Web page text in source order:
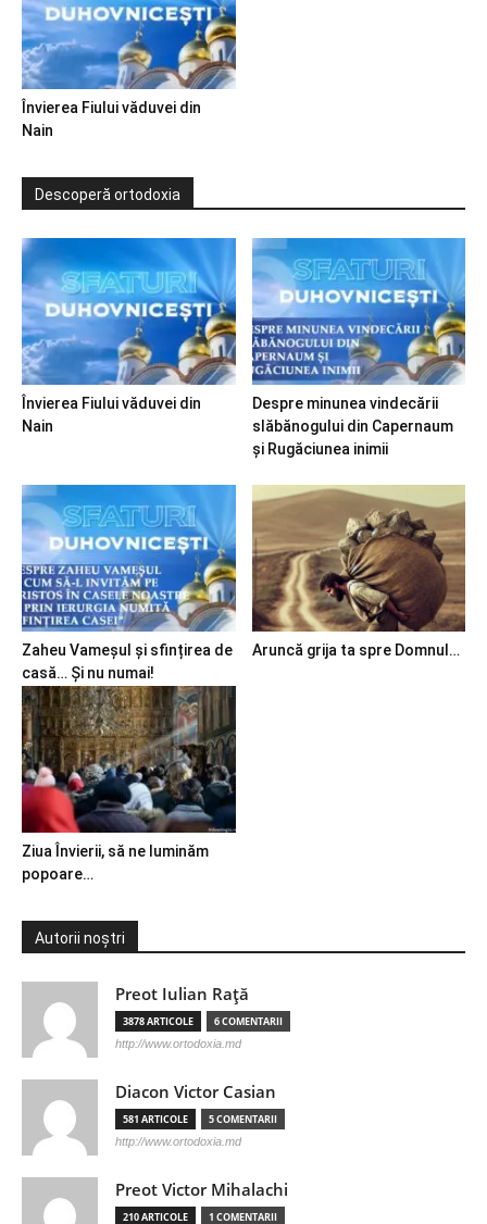
Învierea Fiului văduvei din
Nain
Descoperă ortodoxia
Învierea Fiului văduvei din
Nain
Despre minunea vindecării
slăbănogului din Capernaum
și Rugăciunea inimii
Zaheu Vameșul și sfințirea de
casă… Și nu numai!
Aruncă grija ta spre Domnul…
Ziua Învierii, să ne luminăm
popoare…
Autorii noștri
Preot Iulian Raţă
3878 ARTICOLE 6 COMENTARII
http://www.ortodoxia.md
Diacon Victor Casian
581 ARTICOLE 5 COMENTARII
http://www.ortodoxia.md
Preot Victor Mihalachi
210 ARTICOLE 1 COMENTARII